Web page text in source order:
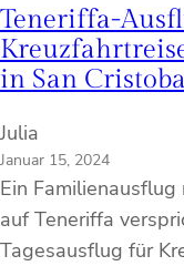
Teneriffa-
in San
Julia
Januar 15, 2024
Ein
auf Teneriffa
Tagesausflug für